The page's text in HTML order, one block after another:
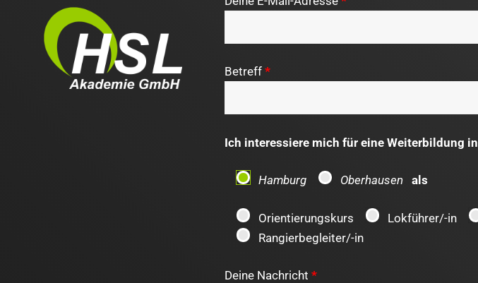
Betreff *
Ich interessiere mich für eine Weiterbildung in
Hamburg Oberhausen als
Orientierungskurs Lokführer/-in
Rangierbegleiter/-in
Deine Nachricht *